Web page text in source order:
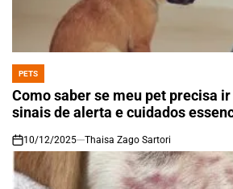
POSTED
IN
PETS
Como saber se meu pet precisa
sinais de alerta e cuidados
on
10/12/2025 Thaisa Zago Sartori